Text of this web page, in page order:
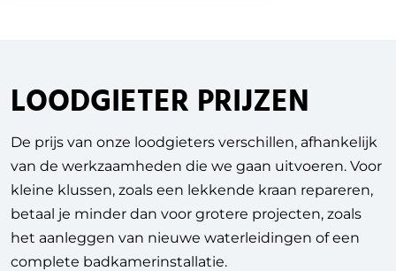
LOODGIETER PRIJZEN
De prijs van onze loodgieters verschillen, afhankelijk
van de werkzaamheden die we gaan uitvoeren. Voor
kleine klussen, zoals een lekkende kraan repareren,
betaal je minder dan voor grotere projecten, zoals
het aanleggen van nieuwe waterleidingen of een
complete badkamerinstallatie.